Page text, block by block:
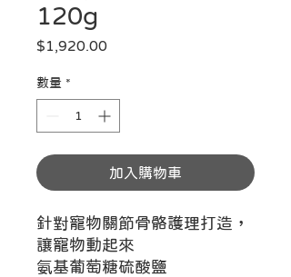
120g
$1,920.00價格
數量 *
加入購物車
針對寵物關節骨骼護理打造，
讓寵物動起來
氨基葡萄糖硫酸鹽